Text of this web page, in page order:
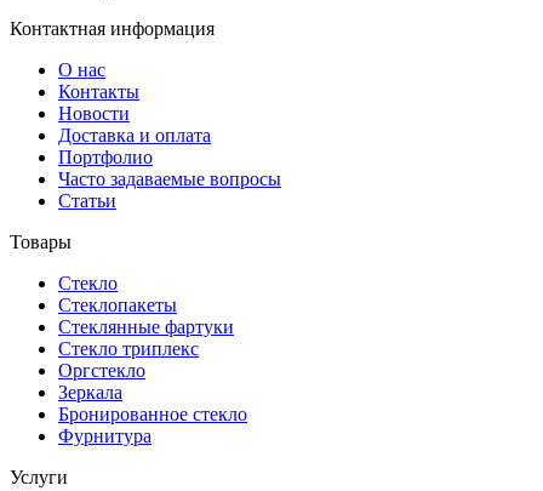
Контактная информация
О нас
Контакты
Новости
Доставка и оплата
Портфолио
Часто задаваемые вопросы
Статьи
Товары
Стекло
Стеклопакеты
Стеклянные фартуки
Стекло триплекс
Оргстекло
Зеркала
Бронированное стекло
Фурнитура
Услуги